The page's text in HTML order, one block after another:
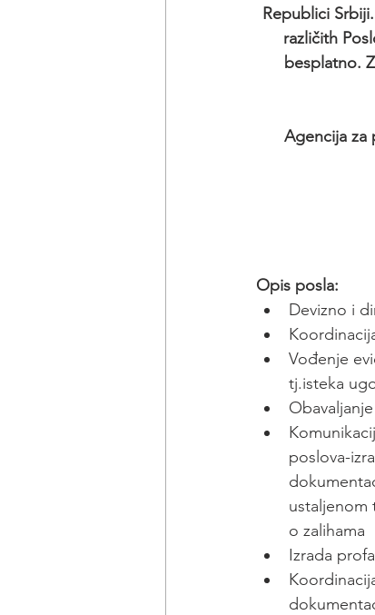
Republici
različith
besplatno.
Agencija za
Opis posla:
Devizno i
Vođenje
tj.isteka
poslova-
ustaljenom
o zalihama
Izrada